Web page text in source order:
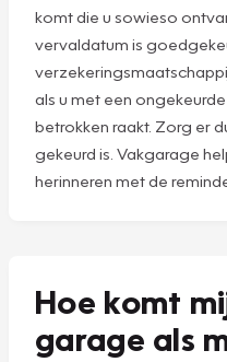
komt die u sowieso
vervaldatum is
als u met een
betrokken raakt. Zorg er
gekeurd is. Vakgarage
herinneren met de
Hoe komt
garage als